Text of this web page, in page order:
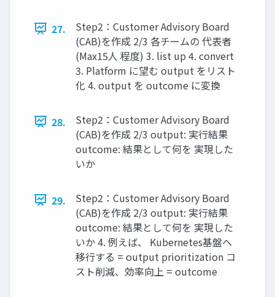
27.
Step2：Customer Advisory Board
(CAB)を作成 2/3 各チームの 代表者
(Max15人 程度) 3. list up 4. convert
3. Platform に望む output をリスト
化 4. output を outcome に変換
28.
Step2：Customer Advisory Board
(CAB)を作成 2/3 output: 実行結果
outcome: 結果として何を 実現した
いか
29.
Step2：Customer Advisory Board
(CAB)を作成 2/3 output: 実行結果
outcome: 結果として何を 実現した
いか 4. 例えば、 Kubernetes基盤へ
移行する = output prioritization コ
スト削減、効率向上 = outcome